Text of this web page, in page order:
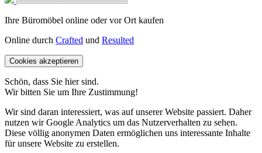
Ihre Büromöbel online oder vor Ort kaufen
Online durch Crafted und Resulted
Cookies akzeptieren
Schön, dass Sie hier sind.
Wir bitten Sie um Ihre Zustimmung!
Wir sind daran interessiert, was auf unserer Website passiert. Daher
nutzen wir Google Analytics um das Nutzerverhalten zu sehen.
Diese völlig anonymen Daten ermöglichen uns interessante Inhalte
für unsere Website zu erstellen.